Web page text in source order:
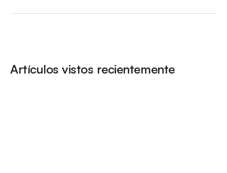
Artículos vistos recientemente